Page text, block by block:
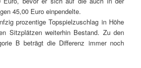
45,00 Euro einpendelte.
prozentige Topspielzuschlag in Höhe
Sitzplätzen weiterhin Bestand. Zu den
B beträgt die Differenz immer noch